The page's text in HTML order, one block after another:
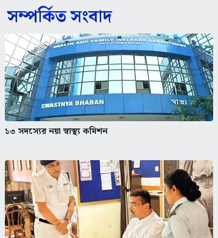
সম্পর্কিত সংবাদ
১৩ সদস্যের নয়া স্বাস্থ্য কমিশন